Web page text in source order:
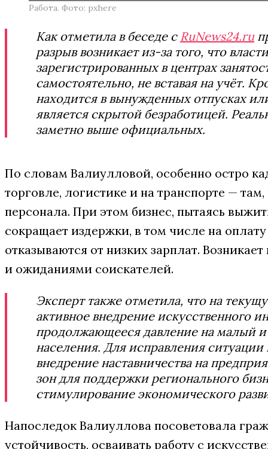
Работа. Фото: pxhere
Как отметила в беседе с RuNews24.ru
разрыв возникает из-за того, что
зарегистрированных в центрах
самостоятельно, не вставая на учёт.
находится в вынужденных отпусках
является скрытой безработицей.
заметно выше официальных.
По словам Валиулловой, особенно остро
торговле, логистике и на транспорте —
персонала. При этом бизнес, пытаясь
сокращает издержки, в том числе на
отказываются от низких зарплат.
и ожиданиями соискателей.
Эксперт также отметила, что на
активное внедрение искусственного
продолжающееся давление на малый и
населения. Для исправления
внедрение наставничества на
зон для поддержки регионального
стимулирование экономического
Напоследок Валиуллова посоветовала
устойчивость, осваивать работу с